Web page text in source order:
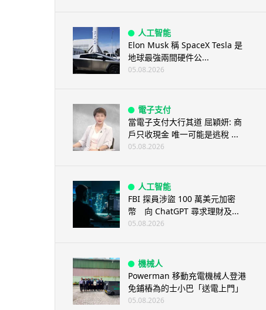
人工智能
Elon Musk 稱 SpaceX Tesla 是
地球最強兩間硬件公...
05.08.2026
電子支付
當電子支付大行其道 屈穎妍: 商
戶只收現金 唯一可能是逃稅 ...
05.08.2026
人工智能
FBI 探員涉盜 100 萬美元加密
幣 向 ChatGPT 尋求理財及...
05.08.2026
機械人
Powerman 移動充電機械人登港
免鋪樁為的士小巴「送電上門」
05.08.2026